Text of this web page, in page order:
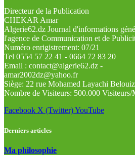
Directeur de la Publication
CHEKAR Amar
Algerie62.dz Journal d'informations
l'agence de Communication et de
Numéro enrigistrement: 07/21
Tel 0554 57 22 41 - 0664 72 83 20
Email : contact@algerie62.dz -
amar2002dz@yahoo.fr
Siège: 22 rue Mohamed Layachi
Nombre de Visiteurs: 500.000 Visiteurs/
Facebook X (Twitter)YouTube
Derniers articles
Ma philosophie